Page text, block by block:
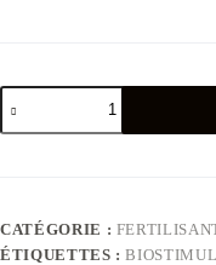
quantité
de
Coda-
CATÉGORIE :
ÉTIQUETTES :